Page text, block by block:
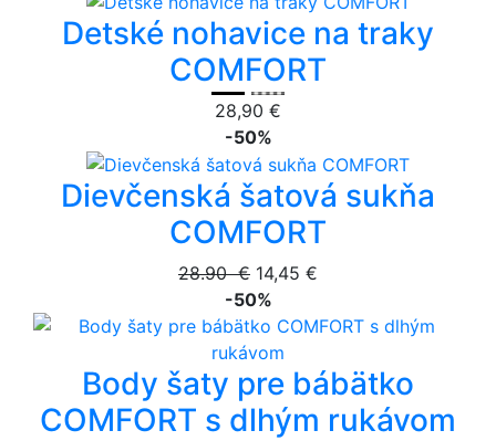
Detské nohavice na traky
COMFORT
28,90 €
-50%
Dievčenská šatová sukňa
COMFORT
28.90 € 14,45 €
-50%
Body šaty pre bábätko
COMFORT s dlhým rukávom